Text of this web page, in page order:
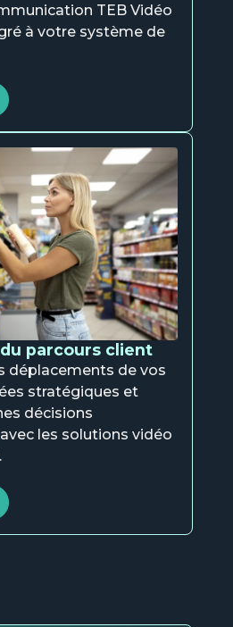
TEB Vidéo
à votre système de
parcours client
déplacements de vos
stratégiques et
décisions
les solutions vidéo